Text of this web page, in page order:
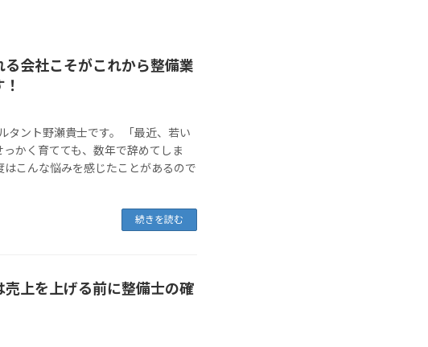
会社こそがこれから整備業
タント野瀬貴士です。 「最近、若い
かく育てても、数年で辞めてしま
こんな悩みを感じたことがあるので
続きを読む
上を上げる前に整備士の確